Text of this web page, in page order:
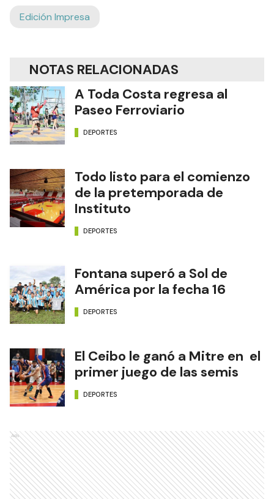
Edición Impresa
NOTAS RELACIONADAS
A Toda Costa regresa al
Paseo Ferroviario
DEPORTES
Todo listo para el comienzo
de la pretemporada de
Instituto
DEPORTES
Fontana superó a Sol de
América por la fecha 16
DEPORTES
El Ceibo le ganó a Mitre en el
primer juego de las semis
DEPORTES
Ads